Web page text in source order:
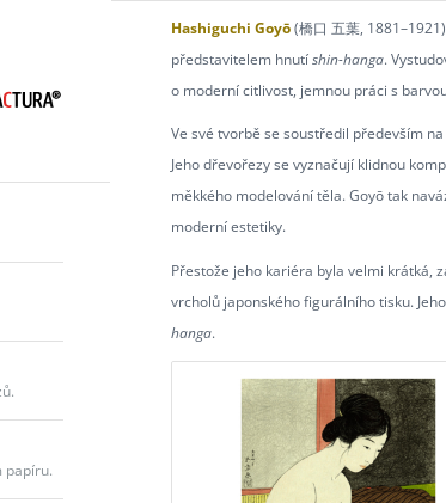
papíru.
Hashiguchi Goyō(橋口 五葉,
představitelem hnutíshin-hanga.
o moderní citlivost, jemnou práci s
Ve své tvorbě se soustředil především
Jeho dřevořezy se vyznačují klidnou
měkkého modelování těla. Goyō tak
moderní estetiky.
Přestože jeho kariéra byla velmi krátká,
vrcholů japonského figurálního tisku.
hanga.